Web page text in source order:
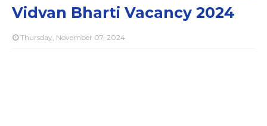
Vidvan Bharti Vacancy 2024
Thursday, November 07, 2024